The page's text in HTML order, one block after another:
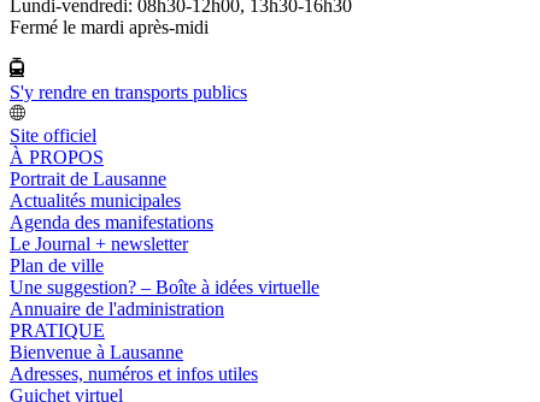
Lundi-vendredi: 08h30-12h00, 13h30-16h30
Fermé le mardi après-midi
S'y rendre en transports publics
Site officiel
À PROPOS
Portrait de Lausanne
Actualités municipales
Agenda des manifestations
Le Journal + newsletter
Plan de ville
Une suggestion? – Boîte à idées virtuelle
Annuaire de l'administration
PRATIQUE
Bienvenue à Lausanne
Adresses, numéros et infos utiles
Guichet virtuel